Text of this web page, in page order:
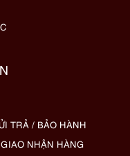
TRẢ / BẢO HÀNH
NHẬN HÀNG